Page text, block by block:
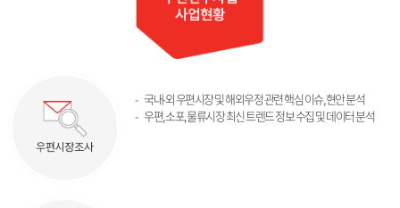
국내∙외 우편시장 및 해외우정 관련 핵심 이슈, 현안 분석
우편, 소포, 물류시장 최신 트렌드 정보 수집 및 데이터 분석